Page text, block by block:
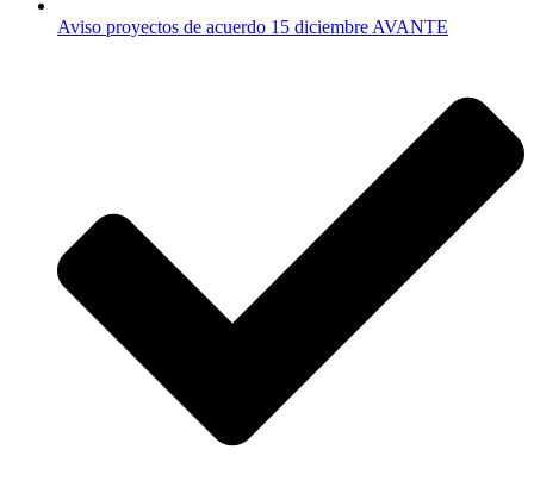
Aviso proyectos de acuerdo 15 diciembre AVANTE